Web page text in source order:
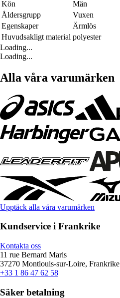
Kön
Män
Åldersgrupp
Vuxen
Egenskaper
Ärmlös
Huvudsakligt material polyester
Loading...
Loading...
Alla våra varumärken
Upptäck alla våra varumärken
Kundservice i Frankrike
Kontakta oss
11 rue Bernard Maris
37270 Montlouis-sur-Loire, Frankrike
+33 1 86 47 62 58
Säker betalning